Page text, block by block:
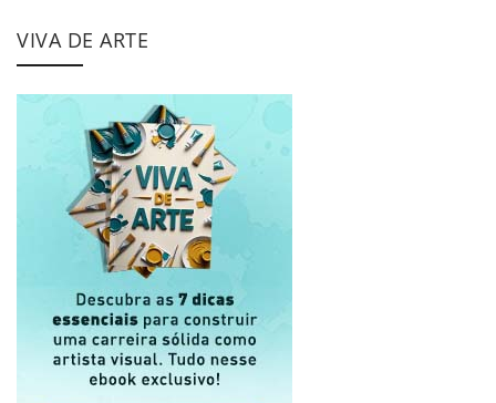
VIVA DE ARTE